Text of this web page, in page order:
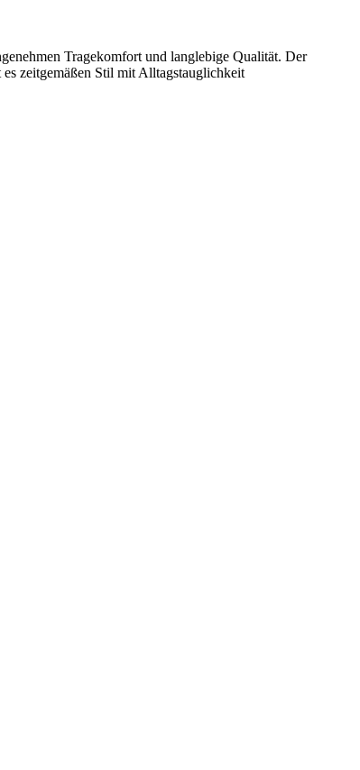
Tragekomfort und langlebige Qualität. Der
zeitgemäßen Stil mit Alltagstauglichkeit